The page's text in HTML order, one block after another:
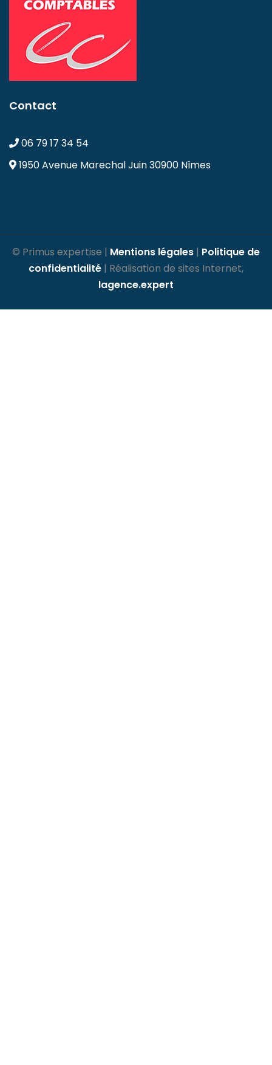
Contact
06 79 17 34 54
1950 Avenue Marechal Juin30900 Nîmes
© Primus expertise | Mentions légales | Politique de
confidentialité | Réalisation de sites Internet,
lagence.expert